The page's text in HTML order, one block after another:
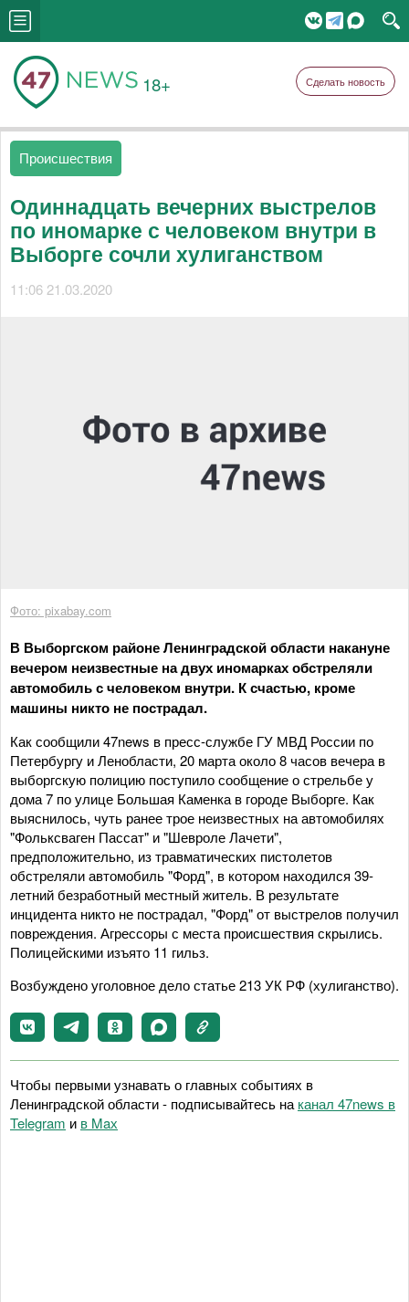
18+ Сделать новость
Происшествия
Одиннадцать вечерних выстрелов
по иномарке с человеком внутри в
Выборге сочли хулиганством
11:06 21.03.2020
Фото: pixabay.com
В Выборгском районе Ленинградской области накануне
вечером неизвестные на двух иномарках обстреляли
автомобиль с человеком внутри. К счастью, кроме
машины никто не пострадал.
Как сообщили 47news в пресс-службе ГУ МВД России по
Петербургу и Ленобласти, 20 марта около 8 часов вечера в
выборгскую полицию поступило сообщение о стрельбе у
дома 7 по улице Большая Каменка в городе Выборге. Как
выяснилось, чуть ранее трое неизвестных на автомобилях
"Фольксваген Пассат" и "Шевроле Лачети",
предположительно, из травматических пистолетов
обстреляли автомобиль "Форд", в котором находился 39-
летний безработный местный житель. В результате
инцидента никто не пострадал, "Форд" от выстрелов получил
повреждения. Агрессоры с места происшествия скрылись.
Полицейскими изъято 11 гильз.
Возбуждено уголовное дело статье 213 УК РФ (хулиганство).
Чтобы первыми узнавать о главных событиях в
Ленинградской области - подписывайтесь на канал 47news в
Telegram и в Maх